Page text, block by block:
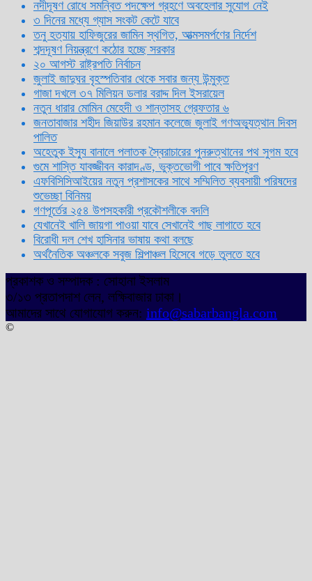
নদীদূষণ রোধে সমন্বিত পদক্ষেপ গ্রহণে অবহেলার সুযোগ নেই
৩ দিনের মধ্যে গ্যাস সংকট কেটে যাবে
তনু হত্যায় হাফিজুরের জামিন স্থগিত, আত্মসমর্পণের নির্দেশ
শব্দদূষণ নিয়ন্ত্রণে কঠোর হচ্ছে সরকার
২০ আগস্ট রাষ্ট্রপতি নির্বাচন
জুলাই জাদুঘর বৃহস্পতিবার থেকে সবার জন্য উন্মুক্ত
গাজা দখলে ৩৭ মিলিয়ন ডলার বরাদ্দ দিল ইসরায়েল
নতুন ধারার মোমিন মেহেদী ও শান্তাসহ গ্রেফতার ৬
জনতাবাজার শহীদ জিয়াউর রহমান কলেজে জুলাই গণঅভ্যুত্থান দিবস
পালিত
অহেতুক ইস্যু বানালে পলাতক স্বৈরাচারের পুনরুত্থানের পথ সুগম হবে
গুমে শাস্তি যাবজ্জীবন কারাদণ্ড, ভুক্তভোগী পাবে ক্ষতিপূরণ
এফবিসিসিআইয়ের নতুন প্রশাসকের সাথে সম্মিলিত ব্যবসায়ী পরিষদের
শুভেচ্ছা বিনিময়
গণপূর্তের ২৫৪ উপসহকারী প্রকৌশলীকে বদলি
যেখানেই খালি জায়গা পাওয়া যাবে সেখানেই গাছ লাগাতে হবে
বিরোধী দল শেখ হাসিনার ভাষায় কথা বলছে
অর্থনৈতিক অঞ্চলকে সবুজ শিল্পাঞ্চল হিসেবে গড়ে তুলতে হবে
প্রকাশক ও সম্পাদক : সোহানা ইসলাম
৩/১৩ প্রতাপদাশ লেন, লক্ষিবাজার ঢাকা।
আমাদের সাথে যোগাযোগ করুন: info@sabarbangla.com
©